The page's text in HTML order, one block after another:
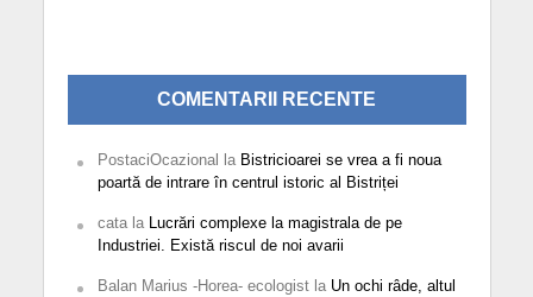
COMENTARII RECENTE
PostaciOcazional la Bistricioarei se vrea a fi noua
poartă de intrare în centrul istoric al Bistriței
catala Lucrări complexe la magistrala de pe
Industriei. Există riscul de noi avarii
Balan Marius -Horea- ecologistla Un ochi râde, altul